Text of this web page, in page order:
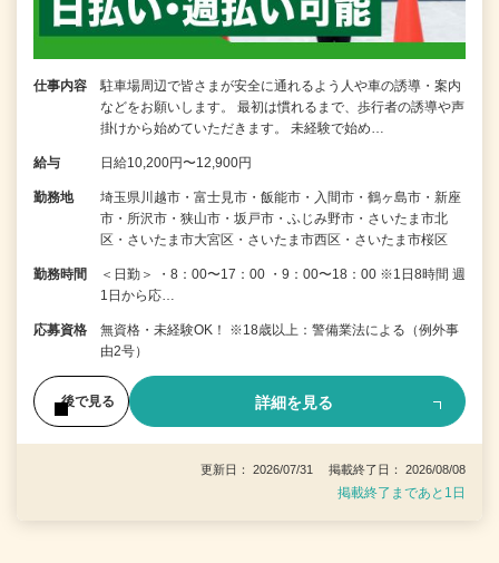
仕事内容
駐車場周辺で皆さまが安全に通れるよう人や車の誘導・案内
などをお願いします。 最初は慣れるまで、歩行者の誘導や声
掛けから始めていただきます。 未経験で始め…
給与 日給10,200円〜12,900円
勤務地
埼玉県川越市・富士見市・飯能市・入間市・鶴ヶ島市・新座
市・所沢市・狭山市・坂戸市・ふじみ野市・さいたま市北
区・さいたま市大宮区・さいたま市西区・さいたま市桜区
勤務時間
＜日勤＞ ・8：00〜17：00 ・9：00〜18：00 ※1日8時間 週
1日から応…
応募資格
無資格・未経験OK！ ※18歳以上：警備業法による（例外事
由2号）
後で見る 詳細を見る
更新日： 2026/07/31 掲載終了日： 2026/08/08
掲載終了まであと1日